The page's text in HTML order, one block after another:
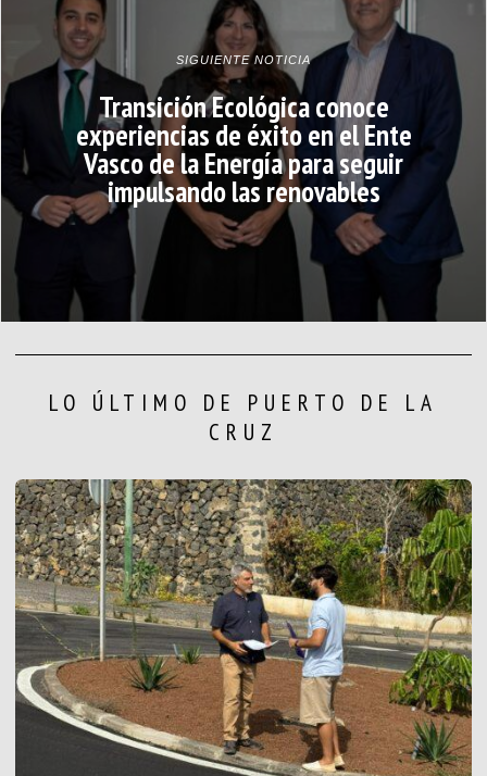
SIGUIENTE NOTICIA
Transición Ecológica conoce
experiencias de éxito en el Ente
Vasco de la Energía para seguir
impulsando las renovables
LO ÚLTIMO DE PUERTO DE LA
CRUZ